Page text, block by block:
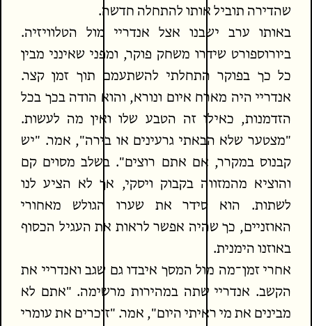
שהדירה תוביל אותו להתחלה חדשה.
באותו ערב ישבנו אצל אנדריי מול הטלוויזיה.
ביורוספורט שידרו משחק פוקר, ומפני שאינני מבין
כל כך בפוקר התחלתי להשתעמם תוך זמן קצר.
אנדריי היה מארח איום ונורא, והוא הודה בכך בכל
הזדמנות, כאילו זה הטבע שלו ואין מה לעשות.
"מצטער שלא הבאתי גרעינים או בירה", אמר. "יש
קבנוס במקרר, אם אתם רוצים". בשלב מסוים קם
והוציא מהמזווה בקבוק ויסקי, אך לא הציע לנו
לשתות. הוא סידר את שערו הגולש מאחורי
האוזניים, כך שהיה אפשר לראות את העגיל הכסוף
באוזנו הימנית.
אחרי זמן־מה מול המסך איבדו גם שגב ואנדריי את
הקשב. אנדריי שתה במהירות מרשימה. "אתם לא
מבינים את מי ראיתי היום", אמר. "זוכרים את עומרי